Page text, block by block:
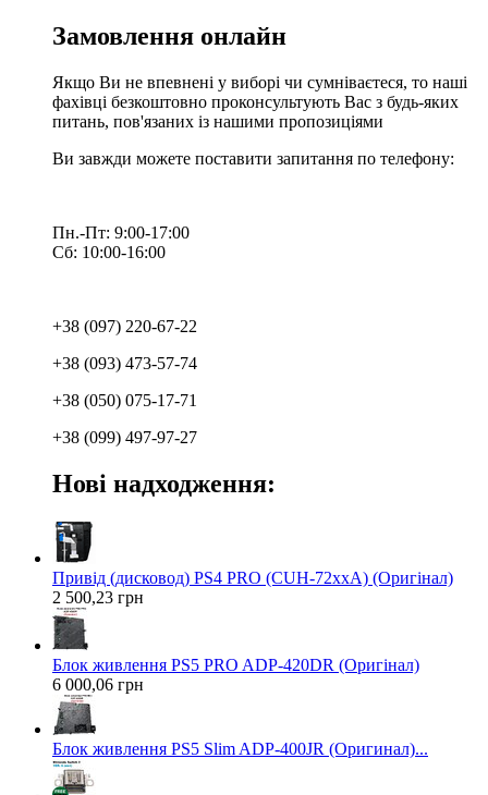
Замовлення онлайн
Якщо Ви не впевнені у виборі чи сумніваєтеся, то наші
фахівці безкоштовно проконсультують Вас з будь-яких
питань, пов'язаних із нашими пропозиціями
Ви завжди можете поставити запитання по телефону:
Пн.-Пт: 9:00-17:00
Сб: 10:00-16:00
+38 (097) 220-67-22
+38 (093) 473-57-74
+38 (050) 075-17-71
+38 (099) 497-97-27
Нові надходження:
Привід (дисковод) PS4 PRO (CUH-72xxA) (Оригінал)
2 500,23 грн
Блок живлення PS5 PRO ADP-420DR (Оригінал)
6 000,06 грн
Блок живлення PS5 Slim ADP-400JR (Оригинал)...